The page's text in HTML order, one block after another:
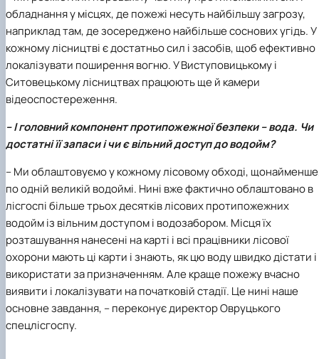
обладнання у місцях, де пожежі несуть найбільшу загрозу,
наприклад там, де зосереджено найбільше соснових угідь. У
кожному лісництві є достатньо сил і засобів, щоб ефективно
локалізувати поширення вогню. У Виступовицькому і
Ситовецькому лісництвах працюють ще й камери
відеоспостереження.
– І головний компонент протипожежної безпеки – вода. Чи
достатні її запаси і чи є вільний доступ до водойм?
– Ми облаштовуємо у кожному лісовому обході,
по одній великій водоймі. Нині вже фактично облаштовано в
лісгоспі більше трьох десятків лісових протипожежних
водойм із вільним доступом і водозабором. Місця їх
розташування нанесені на карті і всі працівники лісової
охорони мають ці карти і знають, як цю воду швидко дістати і
використати за призначенням. Але краще пожежу вчасно
виявити і локалізувати на початковій стадії. Це нині наше
основне завдання, – переконує директор Овруцького
спецлісгоспу.